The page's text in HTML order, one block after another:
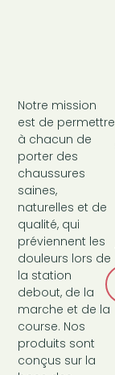
Notre mission
est de permettre
à chacun de
porter des
chaussures
saines,
naturelles et de
qualité, qui
préviennent les
douleurs lors de
la station
debout, de la
marche et de la
course. Nos
produits sont
conçus sur la